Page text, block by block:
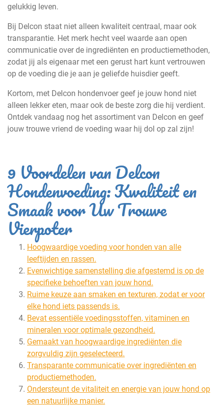
gelukkig leven.
Bij Delcon staat niet alleen kwaliteit centraal, maar ook
transparantie. Het merk hecht veel waarde aan open
communicatie over de ingrediënten en productiemethoden,
zodat jij als eigenaar met een gerust hart kunt vertrouwen
op de voeding die je aan je geliefde huisdier geeft.
Kortom, met Delcon hondenvoer geef je jouw hond niet
alleen lekker eten, maar ook de beste zorg die hij verdient.
Ontdek vandaag nog het assortiment van Delcon en geef
jouw trouwe vriend de voeding waar hij dol op zal zijn!
9 Voordelen van Delcon
Hondenvoeding: Kwaliteit en
Smaak voor Uw Trouwe
Vierpoter
Hoogwaardige voeding voor honden van alle
leeftijden en rassen.
Evenwichtige samenstelling die afgestemd is op de
specifieke behoeften van jouw hond.
Ruime keuze aan smaken en texturen, zodat er voor
elke hond iets passends is.
Bevat essentiële voedingsstoffen, vitaminen en
mineralen voor optimale gezondheid.
Gemaakt van hoogwaardige ingrediënten die
zorgvuldig zijn geselecteerd.
Transparante communicatie over ingrediënten en
productiemethoden.
Ondersteunt de vitaliteit en energie van jouw hond op
een natuurlijke manier.